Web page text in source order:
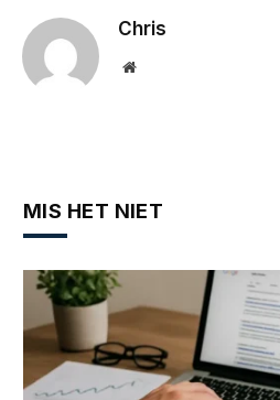
Chris
Website
MIS HET NIET